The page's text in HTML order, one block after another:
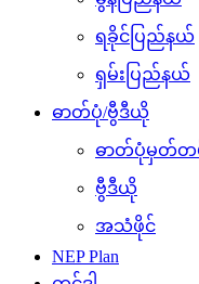
မွန်ပြည်နယ်
ရခိုင်ပြည်နယ်
ရှမ်းပြည်နယ်
ဓာတ်ပုံ/ဗွီဒီယို
ဓာတ်ပုံမှတ်တ
ဗွီဒီယို
အသံဖိုင်
NEP Plan